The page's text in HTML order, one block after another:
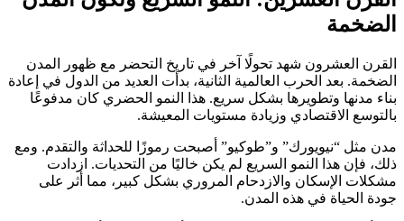
الضخمة
القرن العشرون شهد تحولًا آخر في تاريخ التحضر مع ظهور المدن
الضخمة. بعد الحرب العالمية الثانية، بدأت العديد من الدول في إعادة
بناء مدنها وتطويرها بشكل سريع. هذا النمو الحضري كان مدفوعًا
بالتوسع الاقتصادي وزيادة مستويات المعيشة.
مدن مثل “نيويورك” و”طوكيو” أصبحت رموزًا للحداثة والتقدم. ومع
ذلك، فإن هذا النمو السريع لم يكن خاليًا من التحديات. ازدادت
مشكلات الإسكان والازدحام المروري بشكل كبير، مما أثر على
جودة الحياة في هذه المدن.